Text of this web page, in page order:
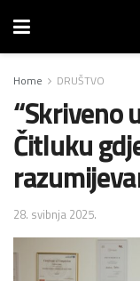
Home DRUŠTVO
“Skriveno
Čitluku
28. svibnja 2025.